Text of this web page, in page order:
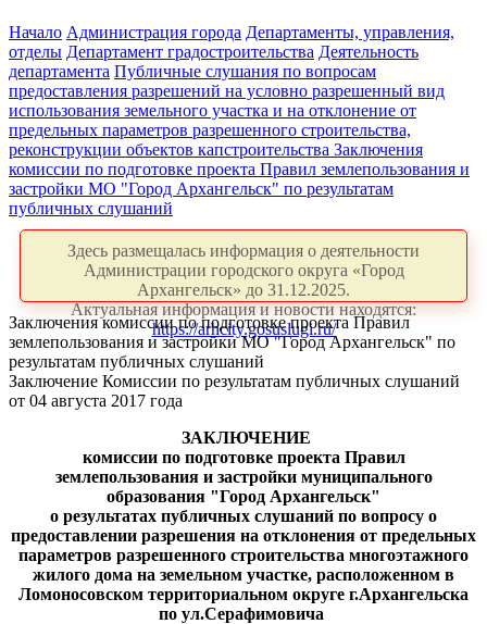
Начало Администрация города Департаменты, управления,
отделы Департамент градостроительства Деятельность
департамента Публичные слушания по вопросам
предоставления разрешений на условно разрешенный вид
использования земельного участка и на отклонение от
предельных параметров разрешенного строительства,
реконструкции объектов капстроительства Заключения
комиссии по подготовке проекта Правил землепользования и
застройки МО "Город Архангельск" по результатам
публичных слушаний
Здесь размещалась информация о деятельности
Администрации городского округа «Город
Архангельск» до 31.12.2025.
Актуальная информация и новости находятся:
https://arhcity.gosuslugi.ru/
Заключения комиссии по подготовке проекта Правил
землепользования и застройки МО "Город Архангельск" по
результатам публичных слушаний
Заключение Комиссии по результатам публичных слушаний
от 04 августа 2017 года
ЗАКЛЮЧЕНИЕ
комиссии по подготовке проекта Правил
землепользования и застройки муниципального
образования "Город Архангельск"
о результатах публичных слушаний по вопросу о
предоставлении разрешения на отклонения от предельных
параметров разрешенного строительства многоэтажного
жилого дома на земельном участке, расположенном в
Ломоносовском территориальном округе г.Архангельска
по ул.Серафимовича